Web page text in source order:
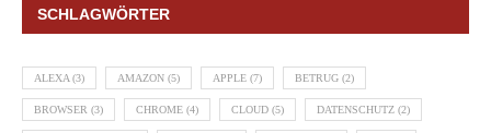
SCHLAGWÖRTER
ALEXA (3) AMAZON (5) APPLE (7) BETRUG (2)
BROWSER (3) CHROME (4) CLOUD (5) DATENSCHUTZ (2)